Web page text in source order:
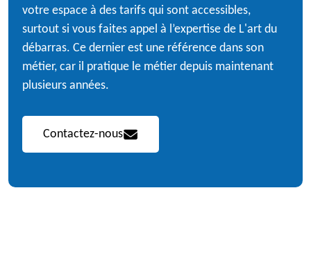
votre espace à des tarifs qui sont accessibles,
surtout si vous faites appel à l’expertise de L'art du
débarras. Ce dernier est une référence dans son
métier, car il pratique le métier depuis maintenant
plusieurs années.
Contactez-nous